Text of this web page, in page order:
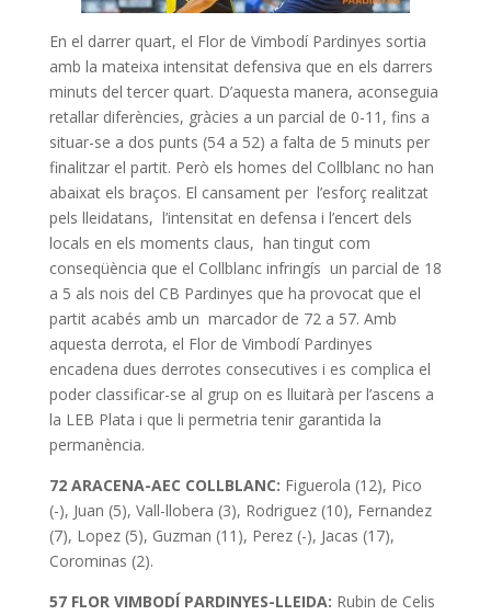
En el darrer quart, el Flor de Vimbodí Pardinyes sortia
amb la mateixa intensitat defensiva que en els darrers
minuts del tercer quart. D’aquesta manera, aconseguia
retallar diferències, gràcies a un parcial de 0-11, fins a
situar-se a dos punts (54 a 52) a falta de 5 minuts per
finalitzar el partit. Però els homes del Collblanc no han
abaixat els braços. El cansament per l’esforç realitzat
pels lleidatans, l’intensitat en defensa i l’encert dels
locals en els moments claus, han tingut com
conseqüència que el Collblanc infringís un parcial de 18
a 5 als nois del CB Pardinyes que ha provocat que el
partit acabés amb un marcador de 72 a 57. Amb
aquesta derrota, el Flor de Vimbodí Pardinyes
encadena dues derrotes consecutives i es complica el
poder classificar-se al grup on es lluitarà per l’ascens a
la LEB Plata i que li permetria tenir garantida la
permanència.
72 ARACENA-AEC COLLBLANC: Figuerola (12), Pico
(-), Juan (5), Vall-llobera (3), Rodriguez (10), Fernandez
(7), Lopez (5), Guzman (11), Perez (-), Jacas (17),
Corominas (2).
57 FLOR VIMBODÍ PARDINYES-LLEIDA: Rubin de Celis